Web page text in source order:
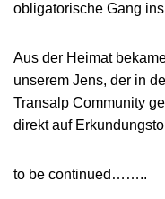
obligatorische Gang
Aus der Heimat
unserem Jens, der in
Transalp Community
direkt auf
to be continued……..